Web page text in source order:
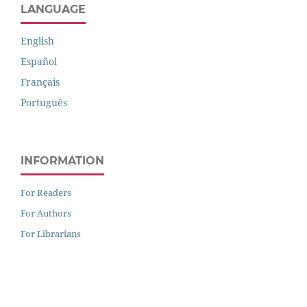
LANGUAGE
English
Español
Français
Português
INFORMATION
For Readers
For Authors
For Librarians